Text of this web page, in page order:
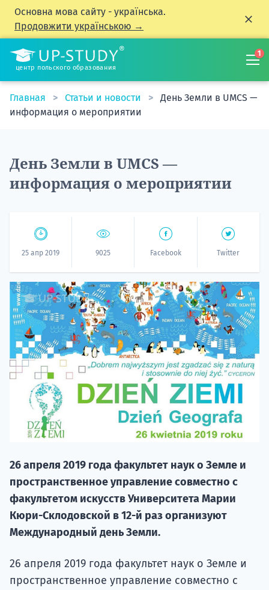
Основна мова сайту - українська.
Продовжити українською →
центр польского образования
1
Главная Статьи и новости
День Земли в UMCS —
информация о мероприятии
День Земли в UMCS —
информация о мероприятии
25 апр 2019 9025 Facebook Twitter
26 апреля 2019 года факультет наук о Земле и
пространственное управление совместно с
факультетом искусств Университета Марии
Кюри-Склодовской в ​​12-й раз организуют
Международный день Земли.
26 апреля 2019 года факультет наук о Земле и
пространственное управление совместно с
НАБОР